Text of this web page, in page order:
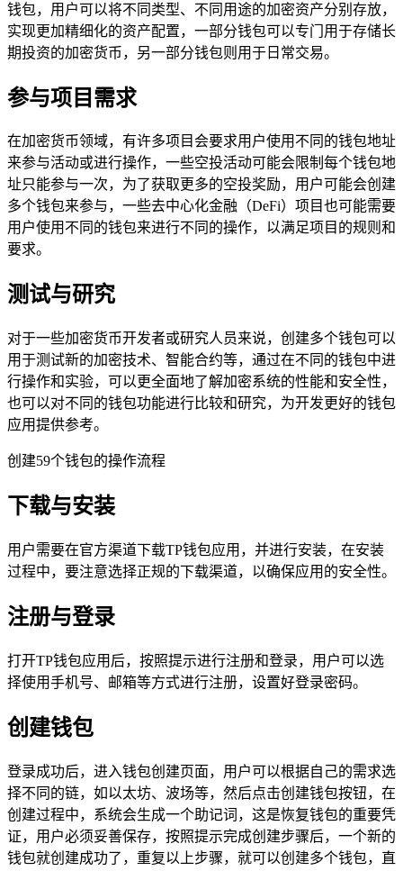
钱包，用户可以将不同类型、不同用途的加密资产分别存放，
实现更加精细化的资产配置，一部分钱包可以专门用于存储长
期投资的加密货币，另一部分钱包则用于日常交易。
参与项目需求
在加密货币领域，有许多项目会要求用户使用不同的钱包地址
来参与活动或进行操作，一些空投活动可能会限制每个钱包地
址只能参与一次，为了获取更多的空投奖励，用户可能会创建
多个钱包来参与，一些去中心化金融（DeFi）项目也可能需要
用户使用不同的钱包来进行不同的操作，以满足项目的规则和
要求。
测试与研究
对于一些加密货币开发者或研究人员来说，创建多个钱包可以
用于测试新的加密技术、智能合约等，通过在不同的钱包中进
行操作和实验，可以更全面地了解加密系统的性能和安全性，
也可以对不同的钱包功能进行比较和研究，为开发更好的钱包
应用提供参考。
创建59个钱包的操作流程
下载与安装
用户需要在官方渠道下载TP钱包应用，并进行安装，在安装
过程中，要注意选择正规的下载渠道，以确保应用的安全性。
注册与登录
打开TP钱包应用后，按照提示进行注册和登录，用户可以选
择使用手机号、邮箱等方式进行注册，设置好登录密码。
创建钱包
登录成功后，进入钱包创建页面，用户可以根据自己的需求选
择不同的链，如以太坊、波场等，然后点击创建钱包按钮，在
创建过程中，系统会生成一个助记词，这是恢复钱包的重要凭
证，用户必须妥善保存，按照提示完成创建步骤后，一个新的
钱包就创建成功了，重复以上步骤，就可以创建多个钱包，直